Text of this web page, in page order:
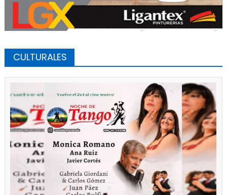
CULTURALES